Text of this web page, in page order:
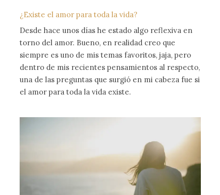
¿Existe el amor para toda la vida?
Desde hace unos días he estado algo reflexiva en
torno del amor. Bueno, en realidad creo que
siempre es uno de mis temas favoritos, jaja, pero
dentro de mis recientes pensamientos al respecto,
una de las preguntas que surgió en mi cabeza fue si
el amor para toda la vida existe.